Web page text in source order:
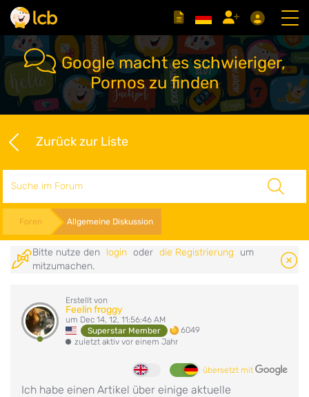
Google macht es schwieriger,
Pornos zu finden
Zurück zur Liste
Foren Allgemeine Diskussion
Bitte nutze den login oder die Registrierung
um
mitzumachen.
Erstellt von
Feelin froggy
um Dec 14, 12, 11:56:46 AM
Superstar Member
6049
zuletzt aktiv vor einem Jahr
übersetzt mit
Ich habe einen Artikel über einige aktuelle